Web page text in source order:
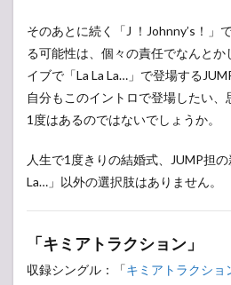
JUMP
おす
すめ
結婚
ン
グ：
キカ
ット
Hey!
JUMP
おす
すめ
そのあとに続く「J ！Johnny’s！」
る可能性は、個々の責任でなんとか
イブで「La La La…」で登場する
自分もこのイントロで登場したい、
1度はあるのではないでしょうか。
人生で1度きりの結婚式、JUMP担
La…」以外の選択肢はありません。
「キミアトラクション」
収録シングル：「キミアトラクショ